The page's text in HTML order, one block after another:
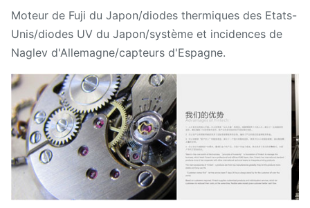
Moteur de Fuji du Japon/diodes thermiques des Etats-
Unis/diodes UV du Japon/système et incidences de
Naglev d'Allemagne/capteurs d'Espagne.